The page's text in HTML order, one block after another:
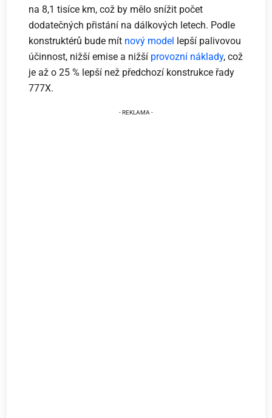
na 8,1 tisíce km, což by mělo snížit počet
dodatečných přistání na dálkových letech. Podle
konstruktérů bude mít nový model lepší palivovou
účinnost, nižší emise a nižší provozní náklady, což
je až o 25 % lepší než předchozí konstrukce řady
777X.